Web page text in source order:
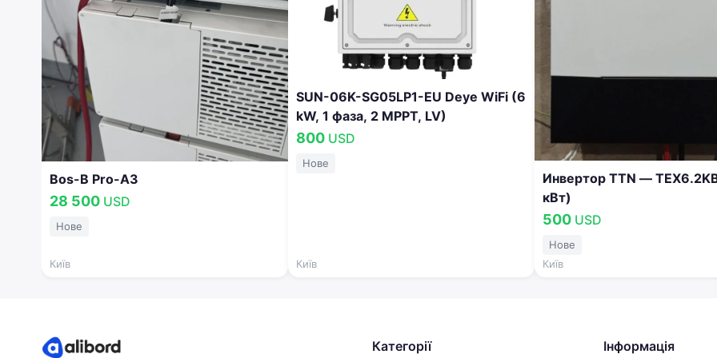
Робота без акумулятора як мережевого інвертора
Встановлення добових режимів роботи
В одному пристрої та за конкурентною ціною Ви отримаєте рішення для
найсміливіших ідей енергонезалежного будинку.
Bos-B Pro-A3
28 500 USD
Нове
Київ
SUN-06K-SG05LP1-EU Deye WiFi (6
kW, 1 фаза, 2 MPPT, LV)
800 USD
Нове
Київ
Инвертор TTN —
кВт)
500 USD
Нове
Київ
Категорії Інформація